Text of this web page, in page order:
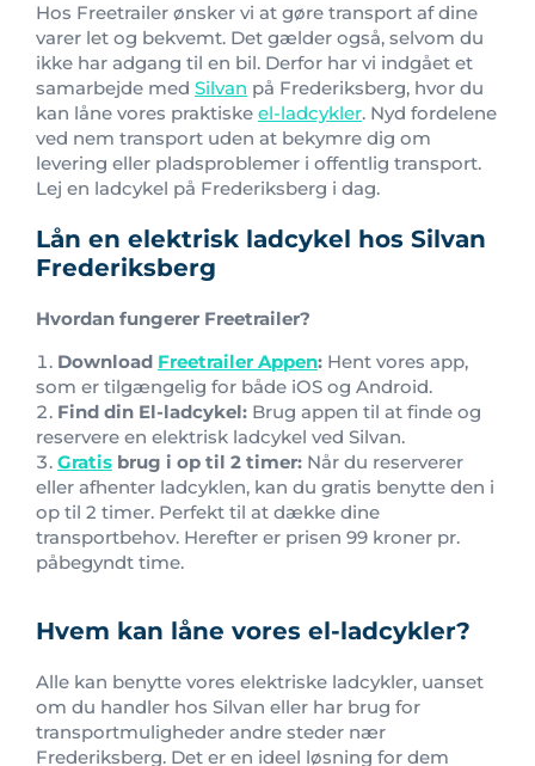
Hos Freetrailer ønsker vi at gøre transport af dine
varer let og bekvemt. Det gælder også, selvom du
ikke har adgang til en bil. Derfor har vi indgået et
samarbejde med Silvan på Frederiksberg, hvor du
kan låne vores praktiske el-ladcykler. Nyd fordelene
ved nem transport uden at bekymre dig om
levering eller pladsproblemer i offentlig transport.
Lej en ladcykel på Frederiksberg i dag.
Lån en elektrisk ladcykel hos Silvan
Frederiksberg
Hvordan fungerer Freetrailer?
Download Freetrailer Appen: Hent vores app,
som er tilgængelig for både iOS og Android.
Find din El-ladcykel: Brug appen til at finde og
reservere en elektrisk ladcykel ved Silvan.
Gratis brug i op til 2 timer: Når du reserverer
eller afhenter ladcyklen, kan du gratis benytte den i
op til 2 timer. Perfekt til at dække dine
transportbehov. Herefter er prisen 99 kroner pr.
påbegyndt time.
Hvem kan låne vores el-ladcykler?
Alle kan benytte vores elektriske ladcykler, uanset
om du handler hos Silvan eller har brug for
transportmuligheder andre steder nær
Frederiksberg. Det er en ideel løsning for dem